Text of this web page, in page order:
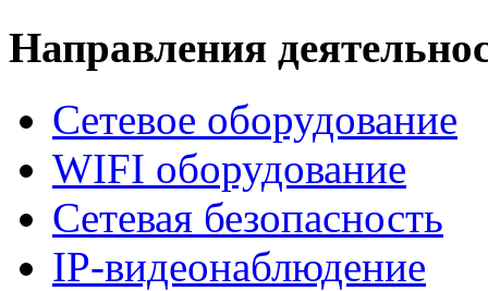
Направления
Сетевое оборудование
WIFI оборудование
Сетевая безопасность
IP-видеонаблюдение